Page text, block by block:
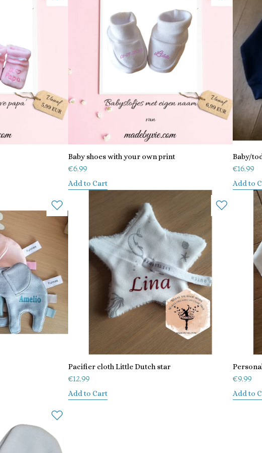
Baby shoes with your own print
€6,99
Add to Cart
Baby/
€16,99
Add to
Pacifier cloth Little Dutch star
€12,99
Add to Cart
€9,99
Add to